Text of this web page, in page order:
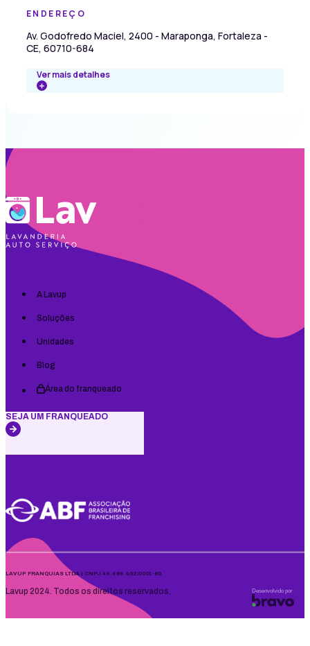
ENDEREÇO
Av. Godofredo Maciel, 2400 - Maraponga, Fortaleza -
CE, 60710-684
Ver mais detalhes
A Lavup
Soluções
Unidades
Blog
Área do franqueado
SEJA UM FRANQUEADO
LAVUP FRANQUIAS LTDA | CNPJ 49.686.402/0001-80
Lavup 2024. Todos os direitos reservados. Desenvolvido por